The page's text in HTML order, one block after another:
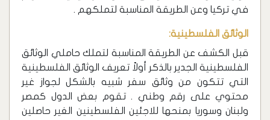
في تركيا وعن الطريقة المناسبة لتملكهم .
الوثائق الفلسطينية:
قبل الكشف عن الطريقة المناسبة لتملك حاملي الوثائق
الفلسطينية الجدير بالذكر أولاً تعريف الوثائق الفلسطينية
التي تتكون من وثائق سفر شبيه بالشكل لجواز غير
محتوي على رقم وطني . تقوم بعض الدول كمصر
ولبنان وسوريا بمنحها للاجئين الفلسطينين الغير حاصلين